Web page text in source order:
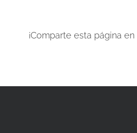
¡Comparte esta página